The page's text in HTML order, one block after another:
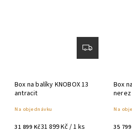
Box na balíky KNOBOX 13
antracit
Na objednávku
31 899 Kč31 899 Kč / 1 ks
Box
nerez
Na
35